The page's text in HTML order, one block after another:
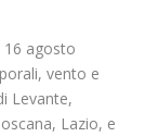
agosto
vento e
Levante,
Lazio, e